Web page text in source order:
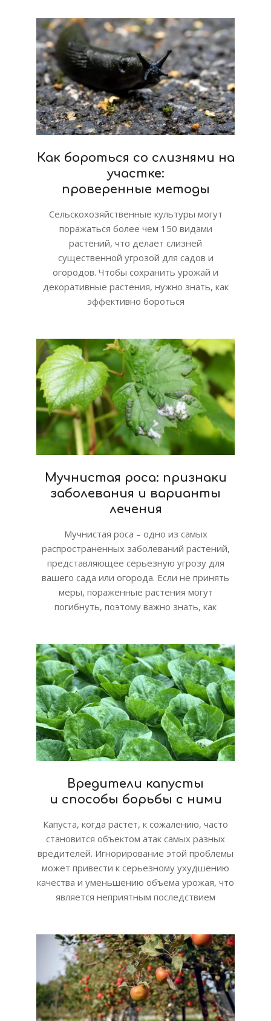
Как бороться со слизнями на
участке:
проверенные методы
Сельскохозяйственные культуры могут
поражаться более чем 150 видами
растений, что делает слизней
существенной угрозой для садов и
огородов. Чтобы сохранить урожай и
декоративные растения, нужно знать, как
эффективно бороться
Мучнистая роса: признаки
заболевания и варианты
лечения
Мучнистая роса – одно из самых
распространенных заболеваний растений,
представляющее серьезную угрозу для
вашего сада или огорода. Если не принять
меры, пораженные растения могут
погибнуть, поэтому важно знать, как
Вредители капусты
и способы борьбы с ними
Капуста, когда растет, к сожалению, часто
становится объектом атак самых разных
вредителей. Игнорирование этой проблемы
может привести к серьезному ухудшению
качества и уменьшению объема урожая, что
является неприятным последствием